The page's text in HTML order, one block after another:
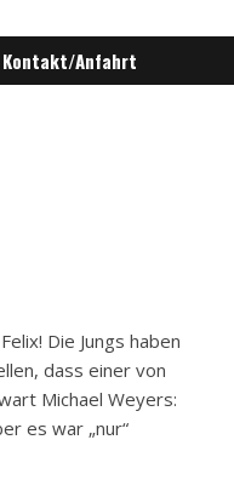
Kontakt/Anfahrt
Die Jungs haben
dass einer von
Michael Weyers:
es war „nur“